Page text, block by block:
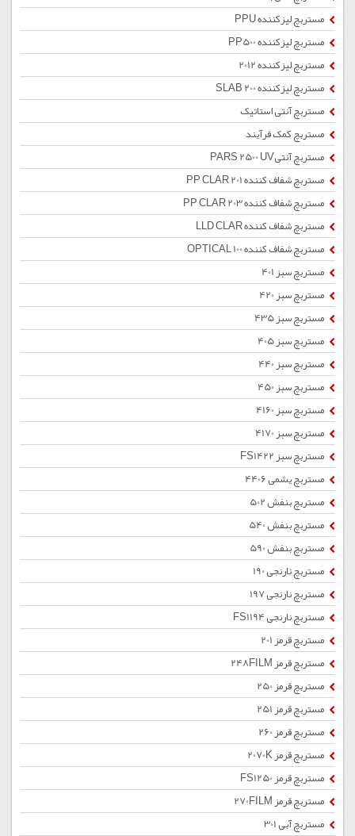
مستربچ لیزکننده PPU
مستربچ لیزکننده PP500
مستربچ لیزکننده 2012
مستربچ لیزکننده SLAB 200
مستربچ آنتی استاتیک
مستربچ کمک فرآیند
مستربچ آنتیPARS 2500 UV
مستربچ شفاف کننده PP CLAR 201
مستربچ شفاف کننده PP CLAR 203
مستربچ شفاف کننده LLD CLAR
مستربچ شفاف کننده OPTICAL 100
مستربچ سبز 401
مستربچ سبز 420
مستربچ سبز 435
مستربچ سبز 405
مستربچ سبز 440
مستربچ سبز 450
مستربچ سبز 4160
مستربچ سبز 4170
مستربچ سبز FS1422
مستربچ یشمی 4406
مستربچ بنفش 502
مستربچ بنفش 540
مستربچ بنفش 590
مستربچ نارنجی 190
مستربچ نارنجی 197
مستربچ نارنجی FS1194
مستربچ قرمز 201
مستربچ قرمز 248FILM
مستربچ قرمز 250
مستربچ قرمز 251
مستربچ قرمز 260
مستربچ قرمز 2070K
مستربچ قرمز FS1250
مستربچ قرمز 270FILM
مستربچ آبی 301